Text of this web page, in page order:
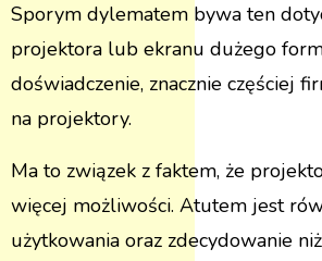
Sporym dylematem bywa ten
projektora lub ekranu dużego
doświadczenie, znacznie częściej
na projektory.
Ma to związek z faktem, że
więcej możliwości. Atutem jest
użytkowania oraz zdecydowanie